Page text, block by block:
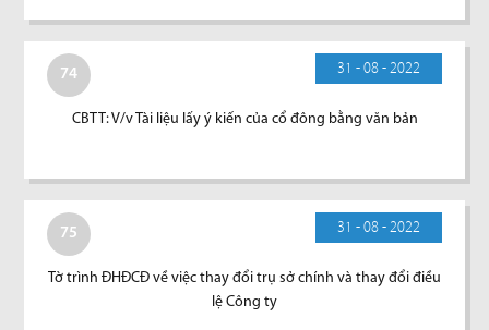
74 31 - 08 - 2022
CBTT: V/v Tài liệu lấy ý kiến của cổ đông bằng văn bản
75 31 - 08 - 2022
Tờ trình ĐHĐCĐ về việc thay đổi trụ sở chính và thay đổi điều
lệ Công ty